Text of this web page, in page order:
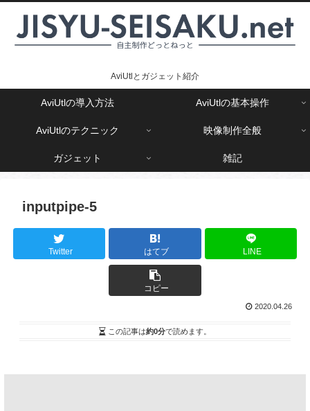
AviUtlとガジェット紹介
AviUtlの導入方法 AviUtlの基本操作
AviUtlのテクニック 映像制作全般
ガジェット 雑記
inputpipe-5
Twitter はてブ LINE
コピー
2020.04.26
この記事は約0分で読めます。